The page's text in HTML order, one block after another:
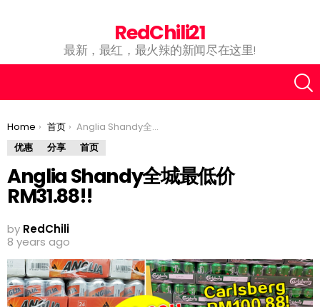
RedChili21
最新，最红，最火辣的新闻尽在这里!
You are here:
Home 首页
Anglia Shandy全城最低价RM31.88!!
优惠
分享 首页
Anglia Shandy全城最低价
RM31.88!!
by RedChili
8 years ago